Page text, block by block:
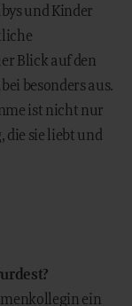
und Kinder
Blick auf den
besonders aus.
ist nicht nur
die sie liebt und
ein